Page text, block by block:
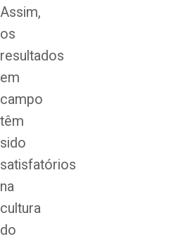
Assim,
os
resultados
em
campo
têm
sido
satisfatórios
na
cultura
do